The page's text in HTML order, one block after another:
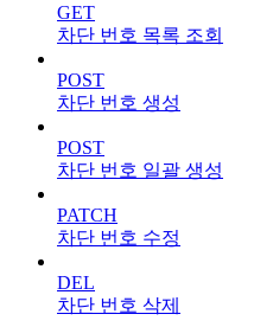
GET
차단 번호 목록 조회
POST
차단 번호 생성
POST
차단 번호 일괄 생성
PATCH
차단 번호 수정
DEL
차단 번호 삭제